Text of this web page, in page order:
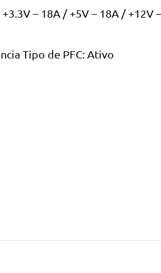
– 18A / +5V – 18A / +12V
Tipo de PFC: Ativo